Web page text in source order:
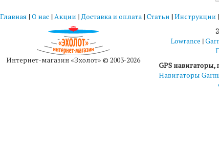
Главная | О нас | Акции |Доставка и оплата | Статьи | Инструкции
Интернет-магазин «Эхолот» © 2003-2026
Lowrance |
GPS
Навигаторы